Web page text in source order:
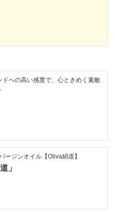
への高い感度で、心ときめく素敵
ージンオイル【Oliva絹道】
」